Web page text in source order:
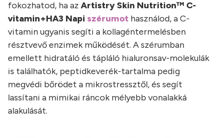
fokozhatod, ha az Artistry Skin Nutrition™ C-
vitamin+HA3 Napi szérumot használod, a C-
vitamin ugyanis segíti a kollagéntermelésben
résztvevő enzimek működését. A szérumban
emellett hidratáló és tápláló hialuronsav-molekulák
is találhatók, peptidkeverék-tartalma pedig
megvédi bőrödet a mikrostressztől, és segít
lassítani a mimikai ráncok mélyebb vonalakká
alakulását.